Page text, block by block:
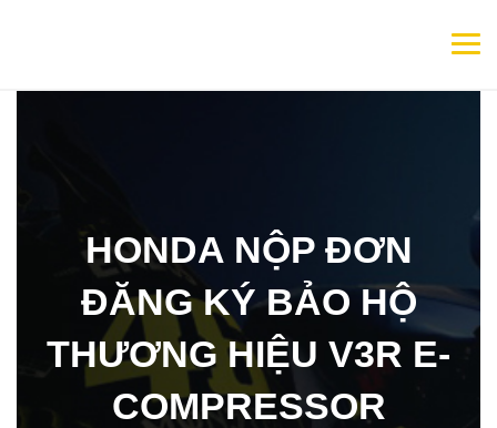
HONDA NỘP ĐƠN
ĐĂNG KÝ BẢO HỘ
THƯƠNG HIỆU V3R E-
COMPRESSOR